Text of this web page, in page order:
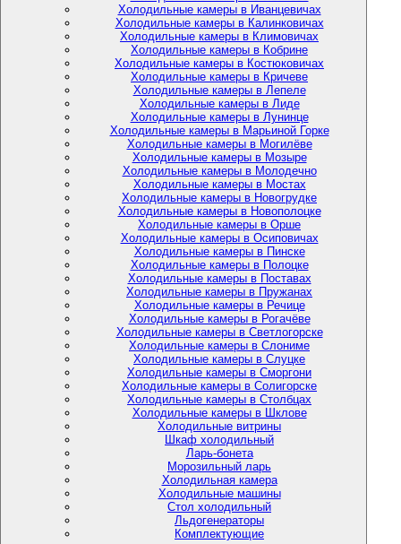
Холодильные камеры в Иванцевичах
Холодильные камеры в Калинковичах
Холодильные камеры в Климовичах
Холодильные камеры в Кобрине
Холодильные камеры в Костюковичах
Холодильные камеры в Кричеве
Холодильные камеры в Лепеле
Холодильные камеры в Лиде
Холодильные камеры в Лунинце
Холодильные камеры в Марьиной Горке
Холодильные камеры в Могилёве
Холодильные камеры в Мозыре
Холодильные камеры в Молодечно
Холодильные камеры в Мостах
Холодильные камеры в Новогрудке
Холодильные камеры в Новополоцке
Холодильные камеры в Орше
Холодильные камеры в Осиповичах
Холодильные камеры в Пинске
Холодильные камеры в Полоцке
Холодильные камеры в Поставах
Холодильные камеры в Пружанах
Холодильные камеры в Речице
Холодильные камеры в Рогачёве
Холодильные камеры в Светлогорске
Холодильные камеры в Слониме
Холодильные камеры в Слуцке
Холодильные камеры в Сморгони
Холодильные камеры в Солигорске
Холодильные камеры в Столбцах
Холодильные камеры в Шклове
Холодильные витрины
Шкаф холодильный
Ларь-бонета
Морозильный ларь
Холодильная камера
Холодильные машины
Стол холодильный
Льдогенераторы
Комплектующие